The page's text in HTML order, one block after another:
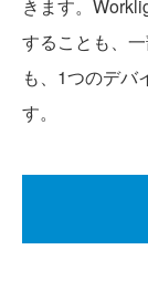
きます。
することも、
も、1つのデバ
す。